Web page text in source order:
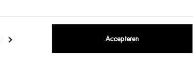
Accepteren